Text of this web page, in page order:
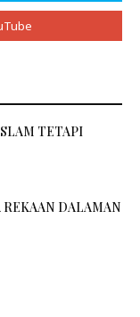
TETAPI
DALAMAN